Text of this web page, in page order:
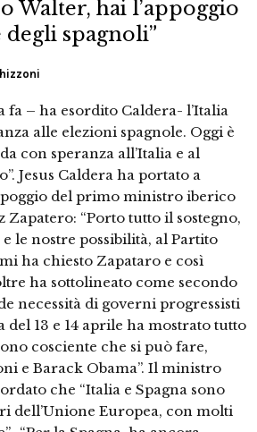
Walter, hai l’appoggio
spagnoli”
fa – ha esordito Caldera- l’Italia
alle elezioni spagnole. Oggi è
con speranza all’Italia e al
Jesus Caldera ha portato a
del primo ministro iberico
Zapatero: “Porto tutto il sostegno,
le nostre possibilità, al Partito
ha chiesto Zapataro e così
ha sottolineato come secondo
necessità di governi progressisti
del 13 e 14 aprile ha mostrato tutto
cosciente che si può fare,
e Barack Obama”. Il ministro
che “Italia e Spagna sono
dell’Unione Europea, con molti